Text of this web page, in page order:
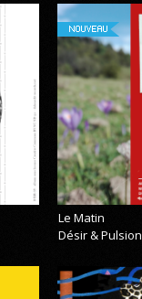
NOUVEAU
Le Matin
Désir & Pulsion